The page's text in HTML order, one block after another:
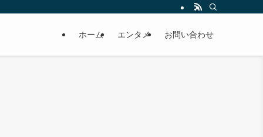
ホーム エンタメ お問い合わせ